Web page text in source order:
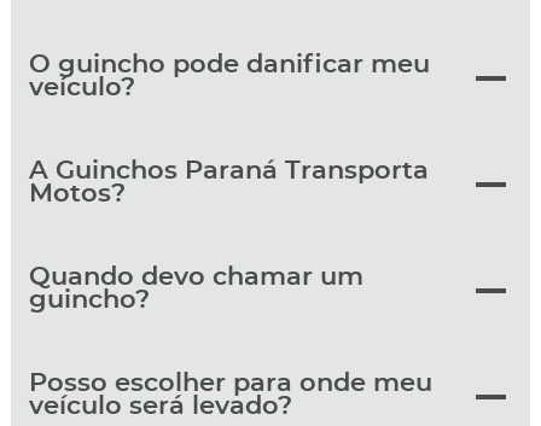
O guincho pode danificar meu
veículo?
A Guinchos Paraná Transporta
Motos?
Quando devo chamar um
guincho?
Posso escolher para onde meu
veículo será levado?